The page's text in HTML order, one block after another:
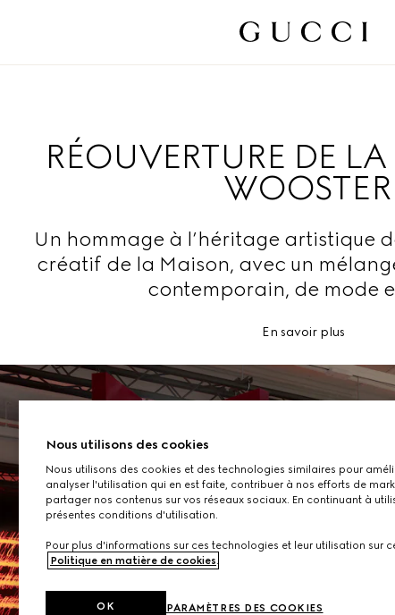
RÉOUVERTURE DE
WOOSTER
Un hommage à l’héritage artistique
créatif de la Maison, avec un
contemporain, de mode
En savoir plus
Nous utilisons des cookies
Nous utilisons des cookies et des technologies similaires pour
analyser l'utilisation qui en est faite, contribuer à nos efforts de
partager nos contenus sur vos réseaux sociaux. En continuant à
présentes conditions d'utilisation.
Pour plus d'informations sur ces technologies et leur utilisation sur
Politique en matière de cookies.
PARAMÈTRES DES COOKIES
OK